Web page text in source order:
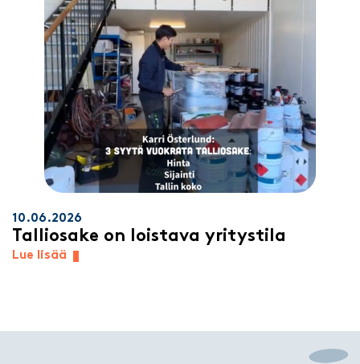
10.06.2026
Talliosake on loistava yritystila
Lue lisää